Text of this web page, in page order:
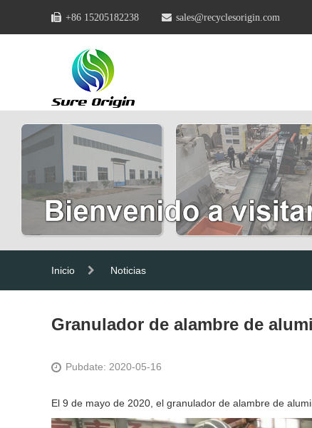
+86 15205182238 sales@recyclesorigin.com
Inicio Noticias
Granulador de alambre de
Pubdate: 2020-05-16
El 9 de mayo de 2020, el granulador de alambre de